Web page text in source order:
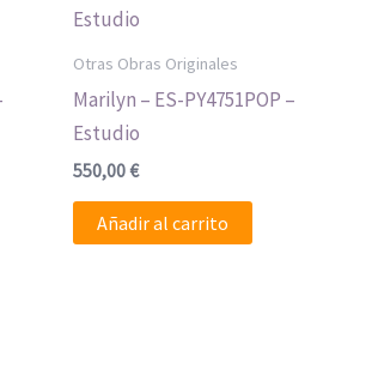
Otras Obras Originales
Marilyn – ES-PY4751POP –
Estudio
550,00€
Añadir al carrito